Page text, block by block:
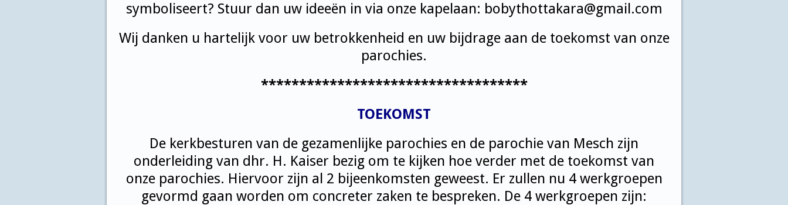
symboliseert? Stuur dan uw ideeën in via onze kapelaan: bobythottakara@gmail.com
Wij danken u hartelijk voor uw betrokkenheid en uw bijdrage aan de toekomst van onze
parochies.
***********************************
TOEKOMST
De kerkbesturen van de gezamenlijke parochies en de parochie van Mesch zijn
onderleiding van dhr. H. Kaiser bezig om te kijken hoe verder met de toekomst van
onze parochies. Hiervoor zijn al 2 bijeenkomsten geweest. Er zullen nu 4 werkgroepen
gevormd gaan worden om concreter zaken te bespreken. De 4 werkgroepen zijn: